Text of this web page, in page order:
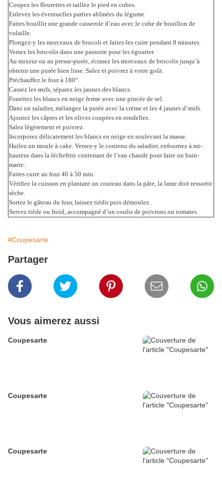
Coupez les fleurettes et taillez le pied en cubes.
Enlevez les éventuelles parties abîmées du légume.
Faites bouillir une grande casserole d’eau avec le cube de bouillon de
volaille.
Plongez-y les morceaux de brocoli et faites-les cuire pendant 8 minutes.
Versez les brocolis dans une passoire pour les égoutter.
Au mixeur ou au presse-purée, écrasez les morceaux de brocolis jusqu’à
obtenir une purée bien lisse. Salez et poivrez à votre goût.
Préchauffez le four à 180°.
Cassez les œufs, séparez les jaunes des blancs.
Fouettez les blancs en neige ferme avec une pincée de sel.
Dans un saladier, mélangez la purée avec la crème et les 4 jaunes d’œufs.
Ajoutez les câpres et les olives coupées en rondelles.
Salez légèrement et poivrez.
Incorporez délicatement les blancs en neige en soulevant la masse.
Huilez un moule à cake. Versez-y le contenu du saladier, enfournez à mi-
hauteur dans la lèchefrite contenant de l’eau chaude pour faire un bain-
marie.
Faites cuire au four 40 à 50 min.
Vérifiez la cuisson en plantant un couteau dans la pâte, la lame doit ressortir
sèche.
Sortez le gâteau du four, laissez tiédir puis démoulez.
Servez tiède ou froid, accompagné d’un coulis de poivrons ou tomates.
#Coupesarte
Partager
Vous aimerez aussi
Coupesarte
Coupesarte
Coupesarte